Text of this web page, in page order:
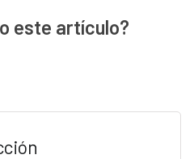
este artículo?